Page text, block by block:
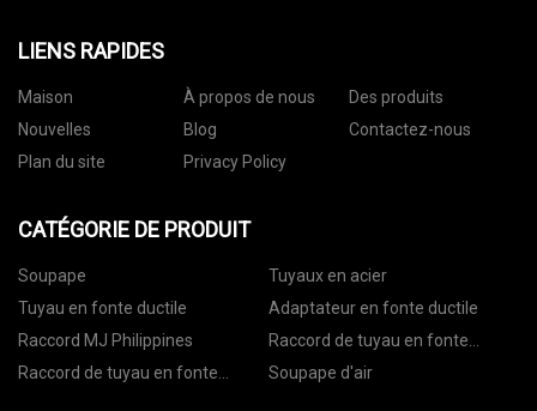
LIENS RAPIDES
Maison À propos de nous
Des produits
Nouvelles
Blog
Contactez-nous
Plan du site
Privacy Policy
CATÉGORIE DE PRODUIT
Soupape
Tuyaux en acier
Tuyau en fonte ductile
Adaptateur en fonte ductile
Raccord MJ Philippines
Raccord de tuyau en fonte
malléable BS
Raccord de tuyau en fonte
Soupape d'air